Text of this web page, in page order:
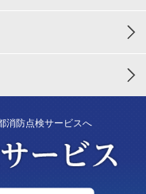
消防点検サービスへ